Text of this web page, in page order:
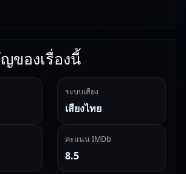
ของเรื่องนี้
ระบบเสียง
เสียงไทย
คะแนน IMDb
8.5